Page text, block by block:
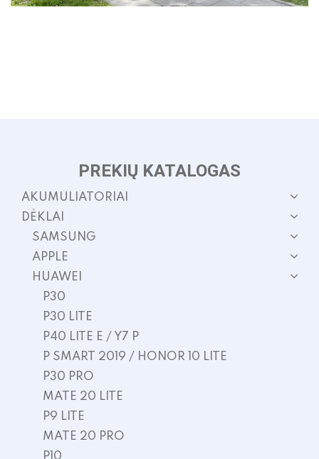
PREKIŲ KATALOGAS
AKUMULIATORIAI
DĖKLAI
SAMSUNG
APPLE
HUAWEI
P30
P30 LITE
P40 LITE E / Y7 P
P SMART 2019 / HONOR 10 LITE
P30 PRO
MATE 20 LITE
P9 LITE
MATE 20 PRO
P10